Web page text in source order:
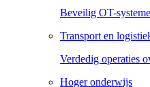
Beveilig OT-
Transport en
Verdedig operaties
Hoger onderwijs